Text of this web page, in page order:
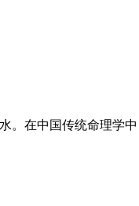
在中国传统命理学中